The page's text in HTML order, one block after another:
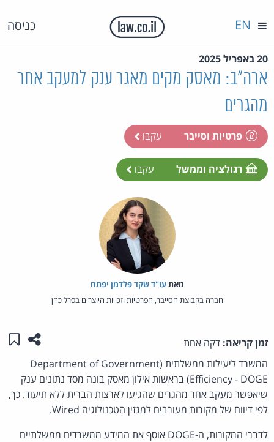
כניסה EN
20 באפריל 2025
ארה"ב: מאסק מקים מאגר ענק למעקב אחר
מהגרים
פרטיות וסייבר עקבו
רגולציה וממשל עקבו
מאת‏עו"ד שקד פלדמן יפתח
חברה בקבוצת הסייבר, הפרטיות וזכויות היוצרים בפרל כהן
זמן קריאה: דקה אחת שתפו
המשרד ליעילות ממשלתית (Department of Government
Efficiency - DOGE) בראשות אילון מאסק בונה מסד נתונים ענק
שיאפשר מעקב אחר מהגרים שהגיעו לארצות הברית ללא תיעוד. כך,
לפי דיווח של מקורות מעורבים למגזין הטכנולוגיה Wired.
לדברי המקורות, ה-DOGE אוסף את המידע ממשרדים ממשלתיים